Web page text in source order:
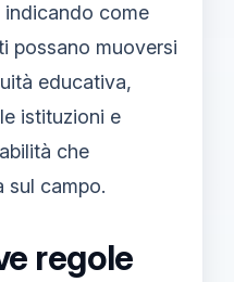
indicando come
possano muoversi
educativa,
istituzioni e
che
sul campo.
regole